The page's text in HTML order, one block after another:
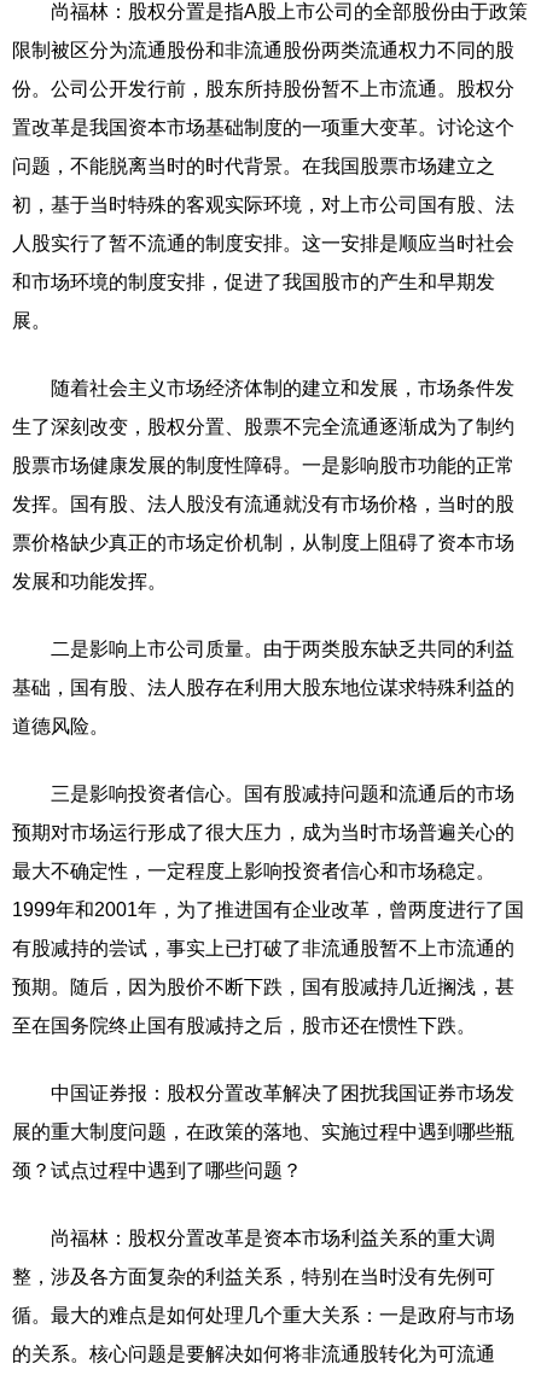
尚福林：股权分置是指A股上市公司的全部股份由于政策
限制被区分为流通股份和非流通股份两类流通权力不同的股
份。公司公开发行前，股东所持股份暂不上市流通。股权分
置改革是我国资本市场基础制度的一项重大变革。讨论这个
问题，不能脱离当时的时代背景。在我国股票市场建立之
初，基于当时特殊的客观实际环境，对上市公司国有股、法
人股实行了暂不流通的制度安排。这一安排是顺应当时社会
和市场环境的制度安排，促进了我国股市的产生和早期发
展。
随着社会主义市场经济体制的建立和发展，市场条件发
生了深刻改变，股权分置、股票不完全流通逐渐成为了制约
股票市场健康发展的制度性障碍。一是影响股市功能的正常
发挥。国有股、法人股没有流通就没有市场价格，当时的股
票价格缺少真正的市场定价机制，从制度上阻碍了资本市场
发展和功能发挥。
二是影响上市公司质量。由于两类股东缺乏共同的利益
基础，国有股、法人股存在利用大股东地位谋求特殊利益的
道德风险。
三是影响投资者信心。国有股减持问题和流通后的市场
预期对市场运行形成了很大压力，成为当时市场普遍关心的
最大不确定性，一定程度上影响投资者信心和市场稳定。
1999年和2001年，为了推进国有企业改革，曾两度进行了国
有股减持的尝试，事实上已打破了非流通股暂不上市流通的
预期。随后，因为股价不断下跌，国有股减持几近搁浅，甚
至在国务院终止国有股减持之后，股市还在惯性下跌。
中国证券报：股权分置改革解决了困扰我国证券市场发
展的重大制度问题，在政策的落地、实施过程中遇到哪些瓶
颈？试点过程中遇到了哪些问题？
尚福林：股权分置改革是资本市场利益关系的重大调
整，涉及各方面复杂的利益关系，特别在当时没有先例可
循。最大的难点是如何处理几个重大关系：一是政府与市场
的关系。核心问题是要解决如何将非流通股转化为可流通